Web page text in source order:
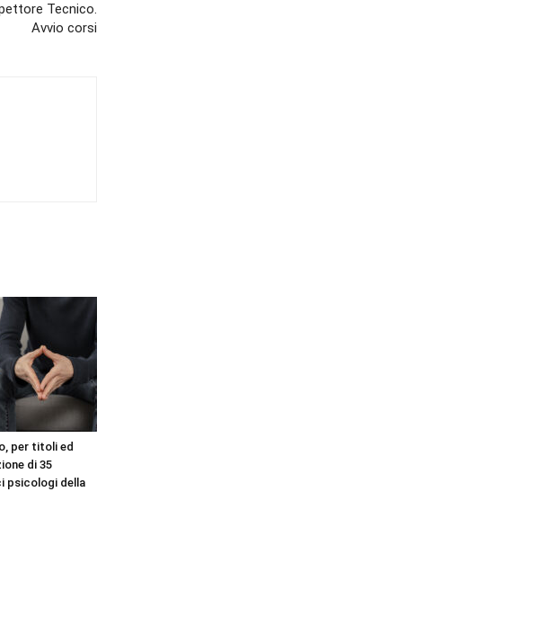
Tecnico.
Avvio corsi
per titoli ed
di 35
psicologi della